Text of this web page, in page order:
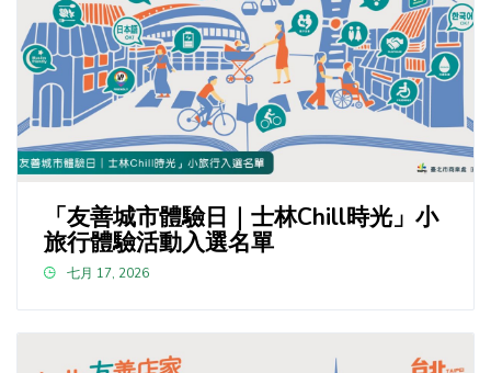
「友善城市體驗日｜士林Chill時光」小
旅行體驗活動入選名單
七月 17, 2026